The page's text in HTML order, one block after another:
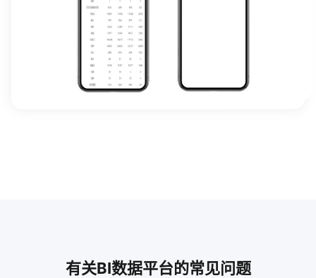
有关BI数据平台的常见问题